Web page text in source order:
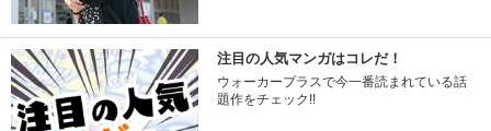
注目の人気マンガはコレだ！
ウォーカープラスで今一番読まれている話
題作をチェック!!